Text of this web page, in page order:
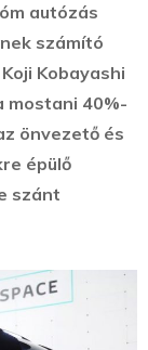
autózás
számító
Kobayashi
mostani 40%-
önvezető és
épülő
szánt